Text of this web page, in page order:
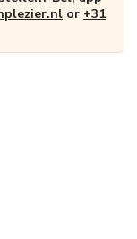
or +31